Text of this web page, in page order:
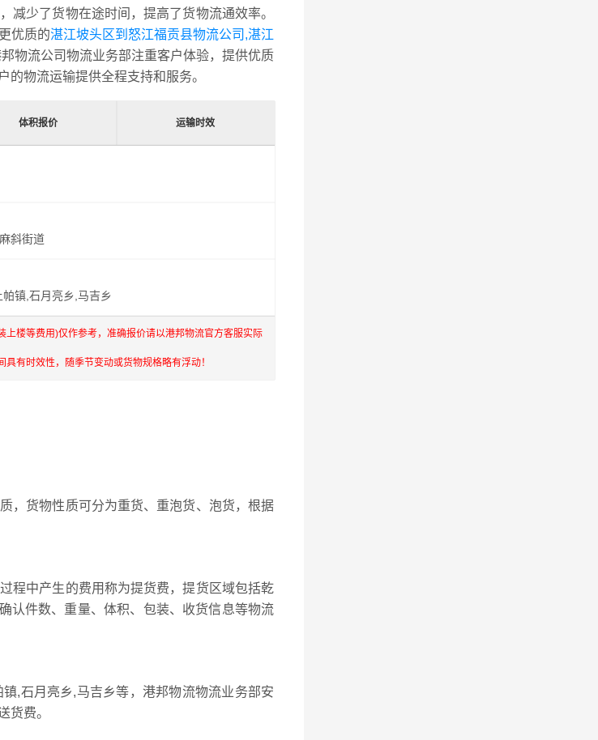
减少了货物在途时间，提高了货物流通效率。
优质的湛江坡头区到怒江福贡县物流公司,湛江
物流公司物流业务部注重客户体验，提供优质
物流运输提供全程支持和服务。
体积报价 运输时效
斜街道
镇,石月亮乡,马吉乡
楼等费用)仅作参考，准确报价请以港邦物流官方客服实际
有时效性，随季节变动或货物规格略有浮动！
，货物性质可分为重货、重泡货、泡货，根据
程中产生的费用称为提货费，提货区域包括乾
认件数、重量、体积、包装、收货信息等物流
,石月亮乡,马吉乡等，港邦物流物流业务部安
货费。